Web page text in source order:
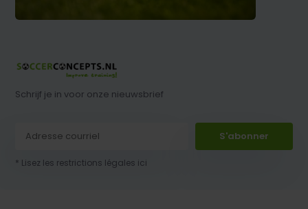
Schrijf je in voor onze nieuwsbrief
S'abonner
* Lisez les restrictions légales ici